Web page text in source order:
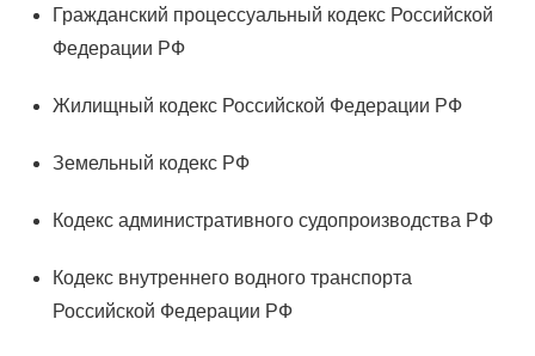
Гражданский процессуальный кодекс Российской
Федерации РФ
Жилищный кодекс Российской Федерации РФ
Земельный кодекс РФ
Кодекс административного судопроизводства РФ
Кодекс внутреннего водного транспорта
Российской Федерации РФ